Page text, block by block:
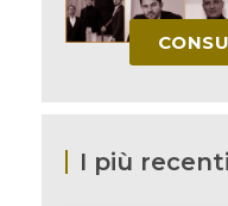
I più recenti